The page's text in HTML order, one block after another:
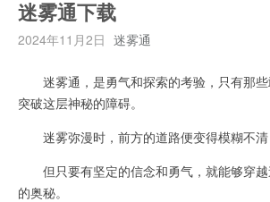
迷雾通下载
2024年11月2日 迷雾通
迷雾通，是勇气和探索的考验，只有那些
突破这层神秘的障碍。
迷雾弥漫时，前方的道路便变得模糊不清
但只要有坚定的信念和勇气，就能够穿越
的奥秘。